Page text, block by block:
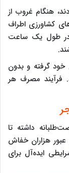
هنگام غروب از
کشاورزی اطراف
در طول یک ساعت
گرفته و بدون
فرآیند مصرف هر
داشته تا
هزاران خفاش
ایده‌آل برای